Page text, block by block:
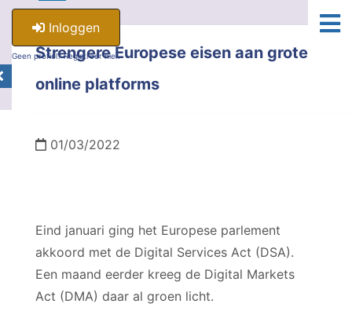
Inloggen
Geen profiel? Registreer hier.
Strengere Europese eisen aan grote
online platforms
01/03/2022
Eind januari ging het Europese parlement
akkoord met de Digital Services Act (DSA).
Een maand eerder kreeg de Digital Markets
Act (DMA) daar al groen licht.